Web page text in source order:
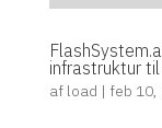
infrastruktur
af load | feb 10,